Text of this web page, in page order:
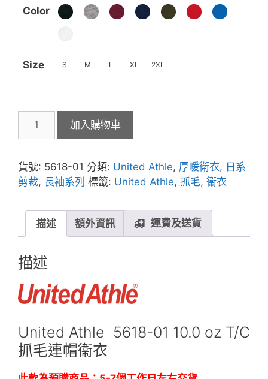
Color
Size S M L XL 2XL
United
01
10.0oz
抓
連
帽
衞
衣
數
加入購物車
貨號: 5618-01 分類: United Athle, 厚暖衛衣, 日系
剪裁, 長袖系列 標籤: United Athle, 抓毛, 衞衣
描述 額外資訊 運費及送貨
描述
United Athle 5618-01 10.0 oz T/C
抓毛連帽衞衣